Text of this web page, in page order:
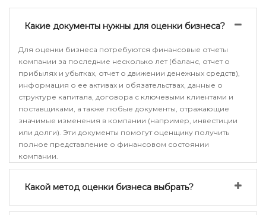
Какие документы нужны для оценки бизнеса?
Для оценки бизнеса потребуются финансовые отчеты
компании за последние несколько лет (баланс, отчет о
прибылях и убытках, отчет о движении денежных средств),
информация о ее активах и обязательствах, данные о
структуре капитала, договора с ключевыми клиентами и
поставщиками, а также любые документы, отражающие
значимые изменения в компании (например, инвестиции
или долги). Эти документы помогут оценщику получить
полное представление о финансовом состоянии
компании.
Какой метод оценки бизнеса выбрать?